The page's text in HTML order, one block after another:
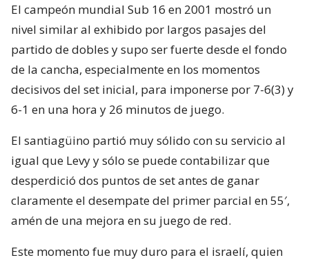
El campeón mundial Sub 16 en 2001 mostró un
nivel similar al exhibido por largos pasajes del
partido de dobles y supo ser fuerte desde el fondo
de la cancha, especialmente en los momentos
decisivos del set inicial, para imponerse por 7-6(3) y
6-1 en una hora y 26 minutos de juego.
El santiagüino partió muy sólido con su servicio al
igual que Levy y sólo se puede contabilizar que
desperdició dos puntos de set antes de ganar
claramente el desempate del primer parcial en 55′,
amén de una mejora en su juego de red.
Este momento fue muy duro para el israelí, quien